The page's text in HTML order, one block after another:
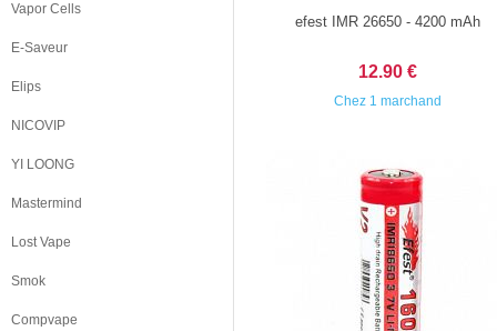
Vapor Cells
E-Saveur
Elips
NICOVIP
YI LOONG
Mastermind
Lost Vape
Smok
Compvape
efest IMR 26650 - 4200 mAh
12.90 €
Chez 1 marchand